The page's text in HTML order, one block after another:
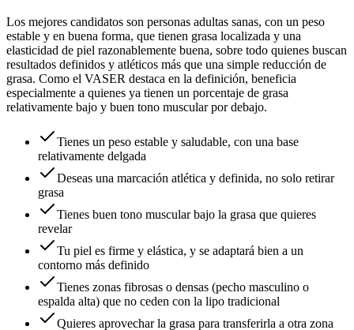
Los mejores candidatos son personas adultas sanas, con un peso
estable y en buena forma, que tienen grasa localizada y una
elasticidad de piel razonablemente buena, sobre todo quienes buscan
resultados definidos y atléticos más que una simple reducción de
grasa. Como el VASER destaca en la definición, beneficia
especialmente a quienes ya tienen un porcentaje de grasa
relativamente bajo y buen tono muscular por debajo.
Tienes un peso estable y saludable, con una base
relativamente delgada
Deseas una marcación atlética y definida, no solo retirar
grasa
Tienes buen tono muscular bajo la grasa que quieres
revelar
Tu piel es firme y elástica, y se adaptará bien a un
contorno más definido
Tienes zonas fibrosas o densas (pecho masculino o
espalda alta) que no ceden con la lipo tradicional
Quieres aprovechar la grasa para transferirla a otra zona